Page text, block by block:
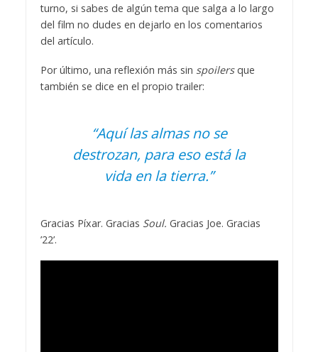
turno, si sabes de algún tema que salga a lo largo
del film no dudes en dejarlo en los comentarios
del artículo.
Por último, una reflexión más sin spoilersque
también se dice en el propio trailer:
“Aquí las almas no se
destrozan, para eso está la
vida en la tierra.”
Gracias Píxar. Gracias Soul. Gracias Joe. Gracias
’22’.